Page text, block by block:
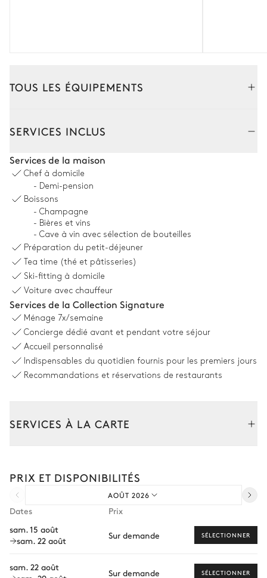
TOUS LES ÉQUIPEMENTS
Canapés
Bibliothèque
Cheminée
Fauteuils
Salle à manger
Terrasse Table
Cuisine principale
Indépendante
Lave vaisselle
TV écran plat
Canapé
SERVICES INCLUS
Services de la maison
Chef à domicile
- Demi-pension
Boissons
- Champagne
- Bières et vins
- Cave à vin avec sélection de bouteilles
Préparation du petit-déjeuner
Tea time (thé et pâtisseries)
Ski-fitting à domicile
Voiture avec chauffeur
Services de la Collection Signature
Ménage 7x/semaine
Concierge dédié avant et pendant votre séjour
Accueil personnalisé
Indispensables du quotidien fournis pour les premiers jours
Recommandations et réservations de restaurants
SERVICES À LA CARTE
Transfert à l'arrivée et au départ
Courses livrées avant l'arrivée
Personnel de maison supplémentaire
PRIX ET DISPONIBILITÉS
AOÛT 2026
Dates
Prix
sam. 15 août
sam. 22 août
Sur demande SÉLECTIONNER
sam. 22 août
Sur demande SÉLECTIONNER